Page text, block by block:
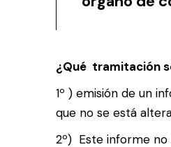
¿Qué tramitación
1º ) emisión de un
que no se está
2º) Este informe no